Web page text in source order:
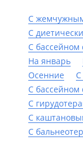
С
С
С бассейном
На январь
Осенние
С бассейном
С
С
С